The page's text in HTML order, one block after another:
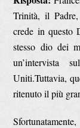
Trinità, il
crede in questo
stesso dio dei
un’intervista
Uniti.Tuttavia,
ritenuto il più